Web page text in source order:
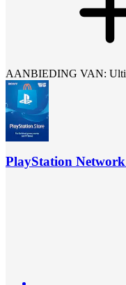
AANBIEDING VAN:
PlayStation